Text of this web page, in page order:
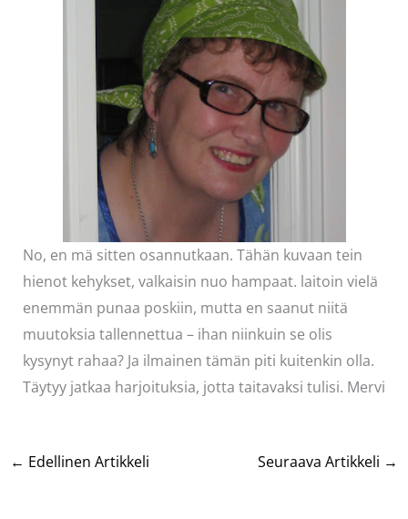
No, en mä sitten osannutkaan. Tähän kuvaan tein
hienot kehykset, valkaisin nuo hampaat. laitoin vielä
enemmän punaa poskiin, mutta en saanut niitä
muutoksia tallennettua – ihan niinkuin se olis
kysynyt rahaa? Ja ilmainen tämän piti kuitenkin olla.
Täytyy jatkaa harjoituksia, jotta taitavaksi tulisi. Mervi
← Edellinen Artikkeli Seuraava Artikkeli →